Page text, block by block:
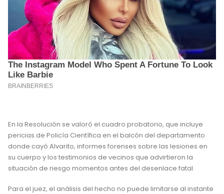
En la Resolución se valoró el cuadro probatorio, que incluye
pericias de Policía Científica en el balcón del departamento
donde cayó Alvarito, informes forenses sobre las lesiones en
su cuerpo y los testimonios de vecinos que advirtieron la
situación de riesgo momentos antes del desenlace fatal.
Para el juez, el análisis del hecho no puede limitarse al instante